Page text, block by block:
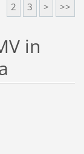
2 3 > >>
in